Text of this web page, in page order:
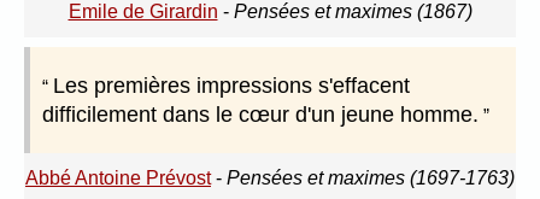
Emile de Girardin - Pensées et maximes (1867)
Les premières impressions s'effacent
difficilement dans le cœur d'un jeune homme.
Abbé Antoine Prévost- Pensées et maximes (1697-1763)